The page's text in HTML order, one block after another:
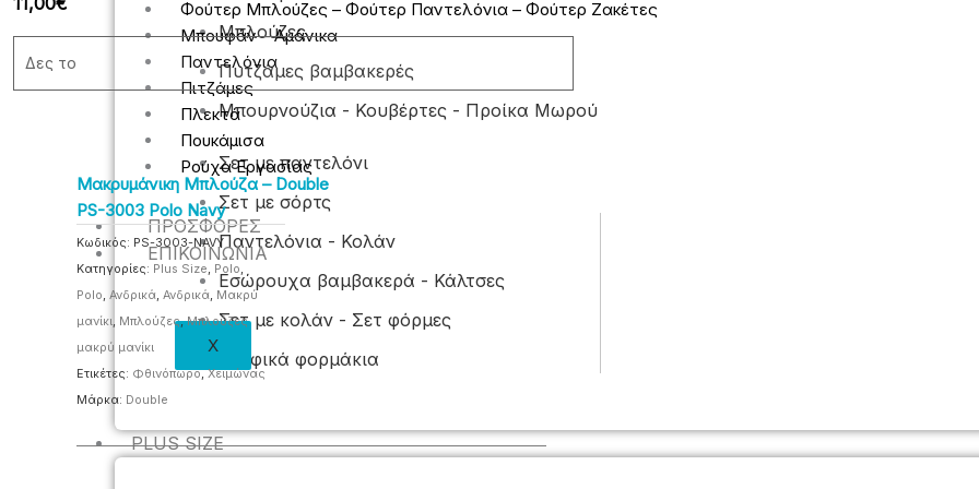
Μπλούζες
Πυτζάμες βαμβακερές
Μπουρνούζια - Κουβέρτες - Προίκα Μωρού
Σετ με παντελόνι
Σετ με σόρτς
Παντελόνια - Κολάν
Εσώρουχα βαμβακερά - Κάλτσες
Σετ με κολάν - Σετ φόρμες
Βρεφικά φορμάκια
PLUS SIZE
Φούτερ Μπλούζες – Φούτερ Παντελόνια – Φούτερ Ζακέτες
Μπουφάν – Αμάνικα
Παντελόνια
Πιτζάμες
Πλεκτά
Πουκάμισα
Ρούχα Εργασίας
ΠΡΟΣΦΟΡΈΣ
ΕΠΙΚΟΙΝΩΝΊΑ
X
Δες το
Μακρυμάνικη Μπλούζα – Double
PS-3003 Polo Navy
Κωδικός: PS-3003-NAVY
Κατηγορίες: Plus Size, Polo,
Polo, Ανδρικά, Ανδρικά, Μακρύ
μανίκι, Μπλούζες,Μπλούζες
μακρύ μανίκι
Ετικέτες: Φθινόπωρο,Χειμώνας
Μάρκα: Double